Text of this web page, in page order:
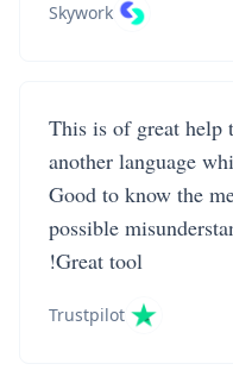
Skywork
This is of great help
another language
Good to know the
possible
Great tool!
Trustpilot